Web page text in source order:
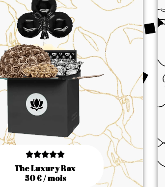

The Luxury Box
50 € / mois